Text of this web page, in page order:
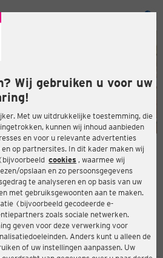
Wij gebruiken u voor uw
Met uw uitdrukkelijke toestemming, die
kunnen wij inhoud aanbieden
en voor u relevante advertenties
op partnersites. In dit kader maken wij
cookies , waarmee wij
opslaan en zo persoonsgegevens
te analyseren en op basis van uw
met gebruiksgewoonten aan te maken.
(bijvoorbeeld gecodeerde e-
zoals sociale netwerken.
geven voor deze verwerking voor
Anders kunt u alleen de
of uw instellingen aanpassen. Uw
FAMILY-WINKEL
16 (TOP 6)
Traun
Beoordeling:
ACTIES